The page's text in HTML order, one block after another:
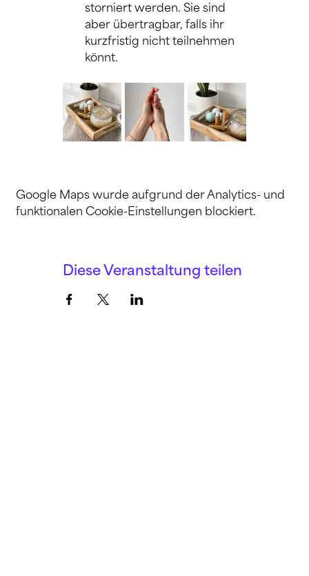
storniert werden. Sie sind
aber übertragbar, falls ihr
kurzfristig nicht teilnehmen
könnt.
Google Maps wurde aufgrund der Analytics- und
funktionalen Cookie-Einstellungen blockiert.
Diese Veranstaltung teilen